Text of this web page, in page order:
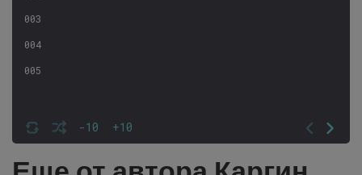
-10 +10
003
004
005